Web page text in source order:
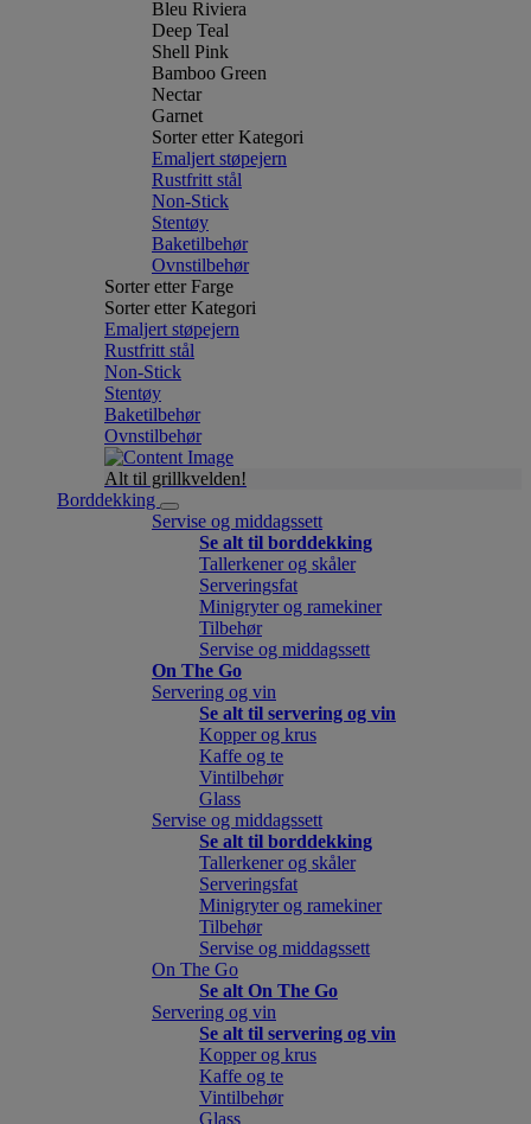
Bleu Riviera
Deep Teal
Shell Pink
Bamboo Green
Nectar
Garnet
Sorter etter Kategori
Emaljert støpejern
Rustfritt stål
Non-Stick
Stentøy
Baketilbehør
Ovnstilbehør
Sorter etter Farge
Sorter etter Kategori
Emaljert støpejern
Rustfritt stål
Non-Stick
Stentøy
Baketilbehør
Ovnstilbehør
Alt til grillkvelden!
Borddekking
Servise og middagssett
Se alt til borddekking
Tallerkener og skåler
Serveringsfat
Minigryter og ramekiner
Tilbehør
Servise og middagssett
On The Go
Servering og vin
Se alt til servering og vin
Kopper og krus
Kaffe og te
Vintilbehør
Glass
Servise og middagssett
Se alt til borddekking
Tallerkener og skåler
Serveringsfat
Minigryter og ramekiner
Tilbehør
Servise og middagssett
On The Go
Se alt On The Go
Servering og vin
Se alt til servering og vin
Kopper og krus
Kaffe og te
Vintilbehør
Glass